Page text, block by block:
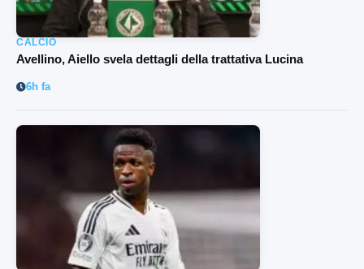
CALCIO
Avellino, Aiello svela dettagli della trattativa Lucina
6h fa